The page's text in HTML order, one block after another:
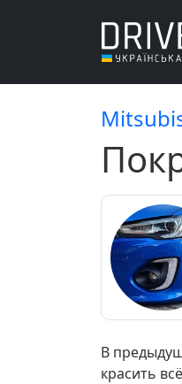
В
красить